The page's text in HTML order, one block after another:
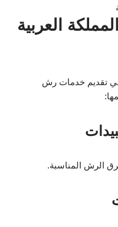
العربية
تقديم خدمات رش
الرش المناسبة.